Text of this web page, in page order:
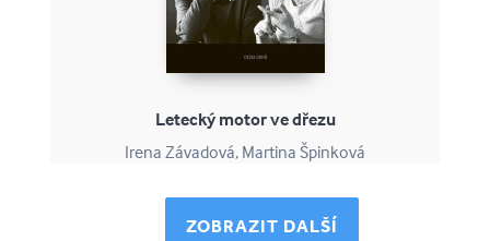
Letecký motor ve dřezu
Irena Závadová, Martina Špinková
ZOBRAZIT DALŠÍ